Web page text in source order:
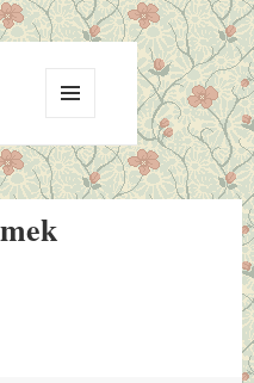
VE
BILEŞENLER